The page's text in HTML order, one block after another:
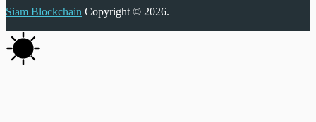
Siam Blockchain Copyright © 2026.